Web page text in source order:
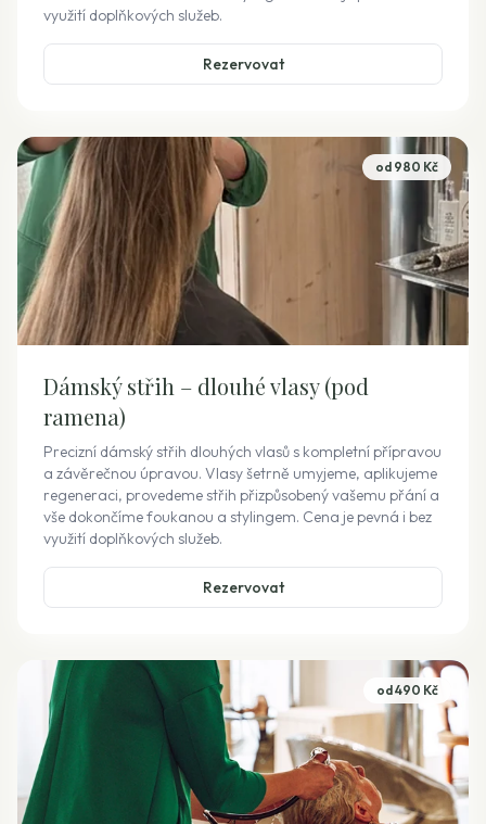
využití doplňkových služeb.
Rezervovat
od 980 Kč
Dámský střih – dlouhé vlasy (pod
ramena)
Precizní dámský střih dlouhých vlasů s kompletní přípravou
a závěrečnou úpravou. Vlasy šetrně umyjeme, aplikujeme
regeneraci, provedeme střih přizpůsobený vašemu přání a
vše dokončíme foukanou a stylingem. Cena je pevná i bez
využití doplňkových služeb.
Rezervovat
od 490 Kč